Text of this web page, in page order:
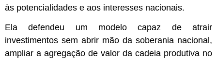
às potencialidades e aos interesses nacionais.
Ela defendeu um modelo capaz de atrair
investimentos sem abrir mão da soberania nacional,
ampliar a agregação de valor da cadeia produtiva no